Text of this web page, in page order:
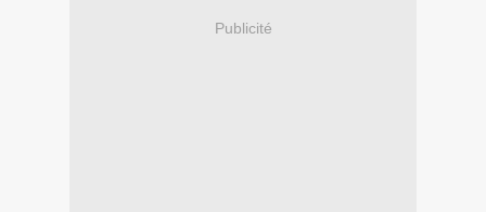
Publicité